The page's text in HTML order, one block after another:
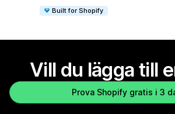
Built for Shopify
Vill du lägga till
Prova Shopify gratis i 3